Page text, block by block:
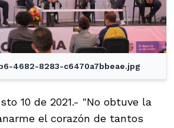
4682-8283-c6470a7bbeae.jpg
10 de 2021.- "No obtuve la
el corazón de tantos